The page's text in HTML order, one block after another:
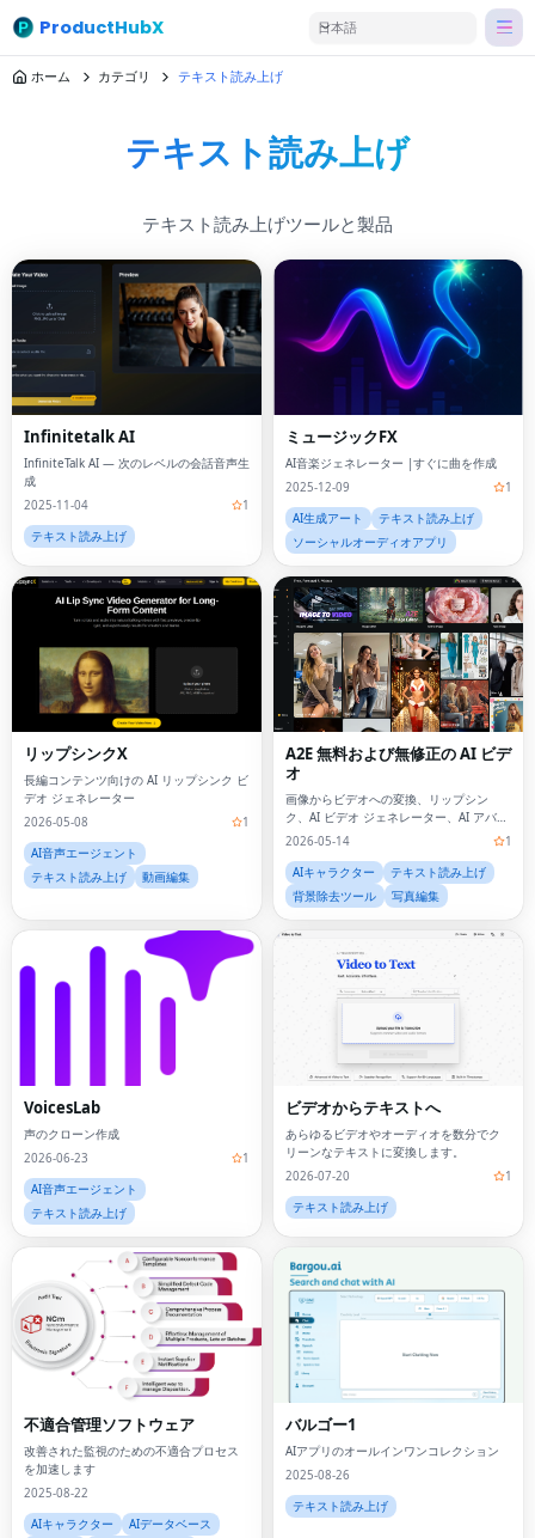
ProductHubX 日本語
ホーム カテゴリ テキスト読み上げ
テキスト読み上げ
テキスト読み上げツールと製品
Infinitetalk AI
InfiniteTalk AI — 次のレベルの会話音声生
成
2025-11-04
1
テキスト読み上げ
ミュージックFX
AI音楽ジェネレーター |すぐに曲を作成
2025-12-09
1
AI生成アート
テキスト読み上げ
ソーシャルオーディオアプリ
リップシンクX
長編コンテンツ向けの AI リップシンク ビ
デオ ジェネレーター
2026-05-08
1
AI音声エージェント
テキスト読み上げ
動画編集
A2E 無料および無修正の AI ビデ
オ
画像からビデオへの変換、リップシン
ク、AI ビデオ ジェネレーター、AI アバタ
ー、音声クローン、顔の交換、API などの
ルボックス。
2026-05-14
1
AIキャラクター
テキスト読み上げ
背景除去ツール
写真編集
VoicesLab
声のクローン作成
2026-06-23
1
AI音声エージェント
テキスト読み上げ
ビデオからテキストへ
あらゆるビデオやオーディオを数分でク
リーンなテキストに変換します。
2026-07-20
1
テキスト読み上げ
不適合管理ソフトウェア
改善された監視のための不適合プロセス
を加速します
2025-08-22
AIキャラクター
AIデータベース
バルゴー1
AIアプリのオールインワンコレクション
2025-08-26
テキスト読み上げ